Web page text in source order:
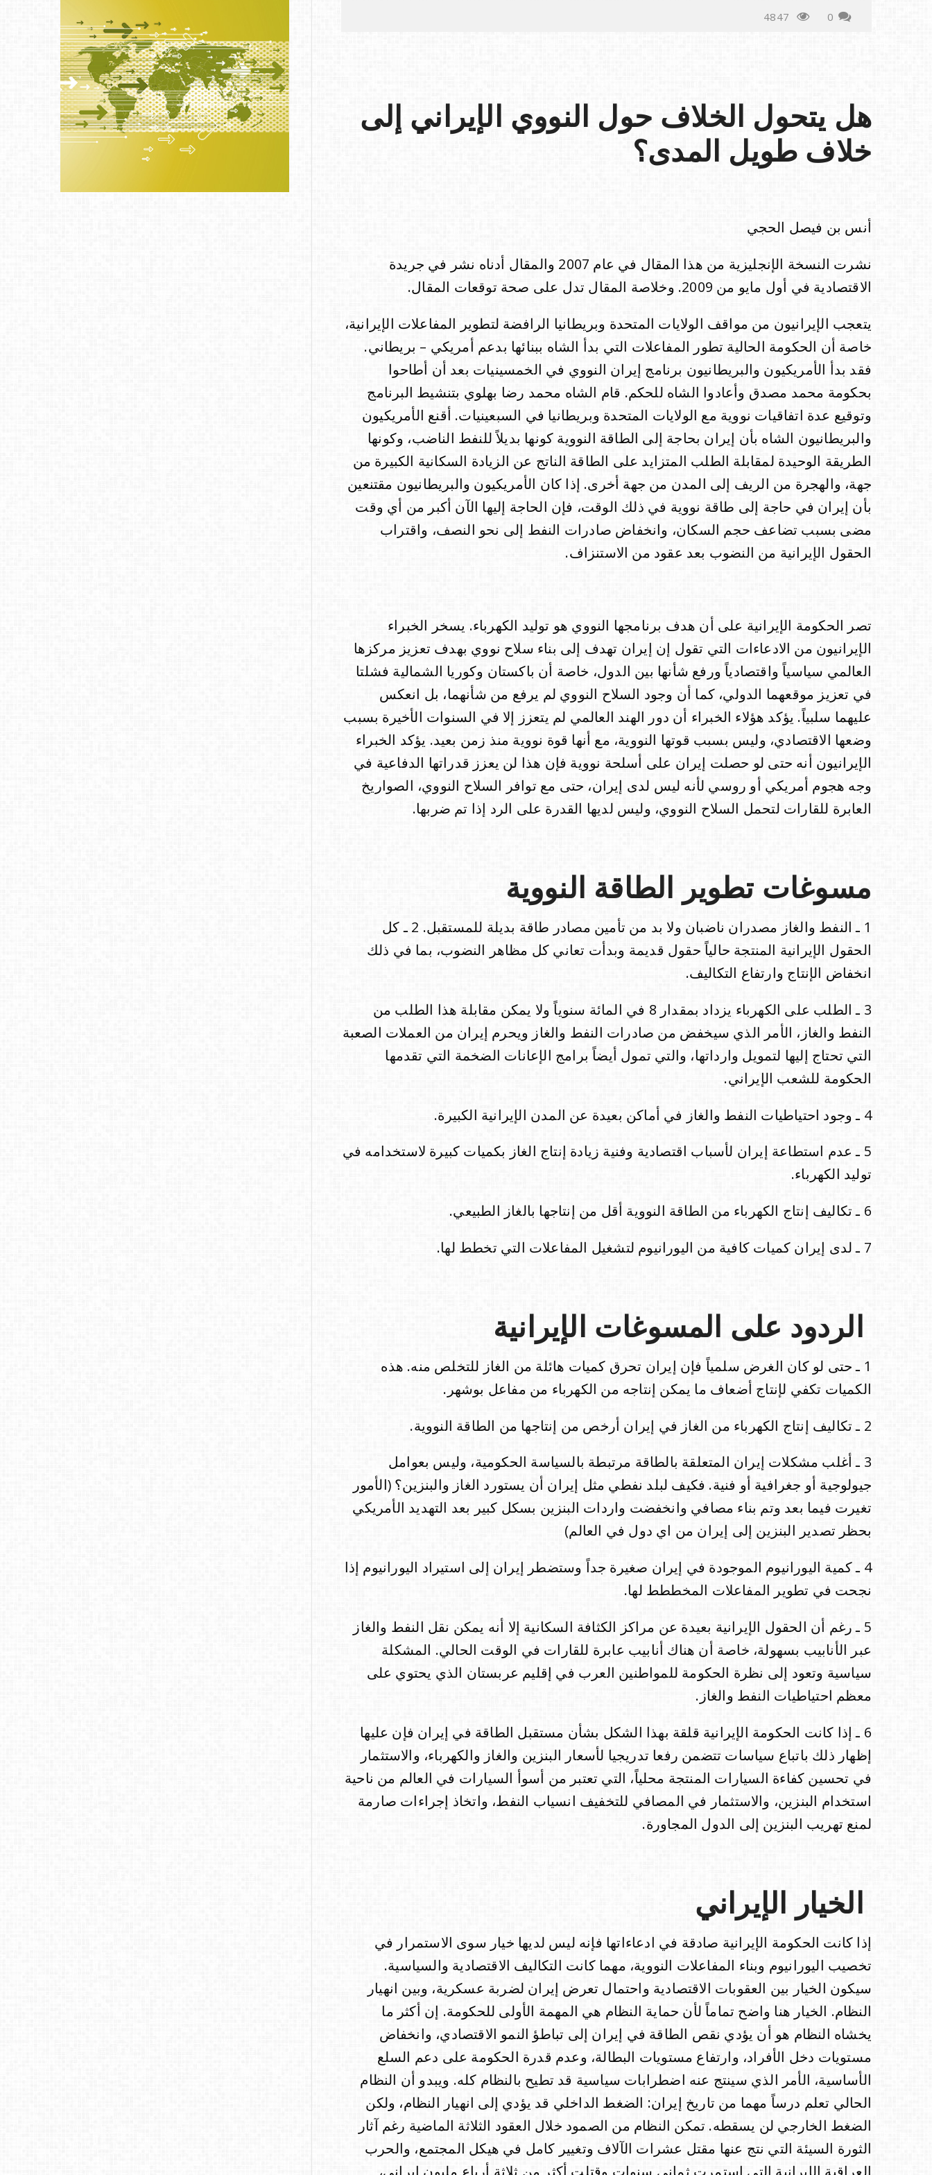
0
هل يتحول الخلاف حول النووي الإيراني إلى
خلاف طويل المدى؟
أنس بن فيصل الحجي
نشرت النسخة الإنجليزية من هذا المقال في عام 2007 والمقال أدناه نشر في جريدة
الاقتصادية في أول مايو من 2009. وخلاصة المقال تدل على صحة توقعات المقال.
يتعجب الإيرانيون من مواقف الولايات المتحدة وبريطانيا الرافضة لتطوير المفاعلات الإيرانية،
خاصة أن الحكومة الحالية تطور المفاعلات التي بدأ الشاه ببنائها بدعم أمريكي – بريطاني.
فقد بدأ الأمريكيون والبريطانيون برنامج إيران النووي في الخمسينيات بعد أن أطاحوا
بحكومة محمد مصدق وأعادوا الشاه للحكم. قام الشاه محمد رضا بهلوي بتنشيط البرنامج
وتوقيع عدة اتفاقيات نووية مع الولايات المتحدة وبريطانيا في السبعينيات. أقنع الأمريكيون
والبريطانيون الشاه بأن إيران بحاجة إلى الطاقة النووية كونها بديلاً للنفط الناضب، وكونها
الطريقة الوحيدة لمقابلة الطلب المتزايد على الطاقة الناتج عن الزيادة السكانية الكبيرة من
جهة، والهجرة من الريف إلى المدن من جهة أخرى. إذا كان الأمريكيون والبريطانيون مقتنعين
بأن إيران في حاجة إلى طاقة نووية في ذلك الوقت، فإن الحاجة إليها الآن أكبر من أي وقت
مضى بسبب تضاعف حجم السكان، وانخفاض صادرات النفط إلى نحو النصف، واقتراب
الحقول الإيرانية من النضوب بعد عقود من الاستنزاف.
تصر الحكومة الإيرانية على أن هدف برنامجها النووي هو توليد الكهرباء. يسخر الخبراء
الإيرانيون من الادعاءات التي تقول إن إيران تهدف إلى بناء سلاح نووي بهدف تعزيز مركزها
العالمي سياسياً واقتصادياً ورفع شأنها بين الدول، خاصة أن باكستان وكوريا الشمالية فشلتا
في تعزيز موقعهما الدولي، كما أن وجود السلاح النووي لم يرفع من شأنهما، بل انعكس
عليهما سلبياً. يؤكد هؤلاء الخبراء أن دور الهند العالمي لم يتعزز إلا في السنوات الأخيرة بسبب
وضعها الاقتصادي، وليس بسبب قوتها النووية، مع أنها قوة نووية منذ زمن بعيد. يؤكد الخبراء
الإيرانيون أنه حتى لو حصلت إيران على أسلحة نووية فإن هذا لن يعزز قدراتها الدفاعية في
وجه هجوم أمريكي أو روسي لأنه ليس لدى إيران، حتى مع توافر السلاح النووي، الصواريخ
العابرة للقارات لتحمل السلاح النووي، وليس لديها القدرة على الرد إذا تم ضربها.
مسوغات تطوير الطاقة النووية
1 ـ النفط والغاز مصدران ناضبان ولا بد من تأمين مصادر طاقة بديلة للمستقبل. 2 ـ كل
الحقول الإيرانية المنتجة حالياً حقول قديمة وبدأت تعاني كل مظاهر النضوب، بما في ذلك
انخفاض الإنتاج وارتفاع التكاليف.
3 ـ الطلب على الكهرباء يزداد بمقدار 8 في المائة سنوياً ولا يمكن مقابلة هذا الطلب من
النفط والغاز، الأمر الذي سيخفض من صادرات النفط والغاز ويحرم إيران من العملات الصعبة
التي تحتاج إليها لتمويل وارداتها، والتي تمول أيضاً برامج الإعانات الضخمة التي تقدمها
الحكومة للشعب الإيراني.
4 ـ وجود احتياطيات النفط والغاز في أماكن بعيدة عن المدن الإيرانية الكبيرة.
5 ـ عدم استطاعة إيران لأسباب اقتصادية وفنية زيادة إنتاج الغاز بكميات كبيرة لاستخدامه في
توليد الكهرباء.
6 ـ تكاليف إنتاج الكهرباء من الطاقة النووية أقل من إنتاجها بالغاز الطبيعي.
7 ـ لدى إيران كميات كافية من اليورانيوم لتشغيل المفاعلات التي تخطط لها.
الردود على المسوغات الإيرانية
1 ـ حتى لو كان الغرض سلمياً فإن إيران تحرق كميات هائلة من الغاز للتخلص منه. هذه
الكميات تكفي لإنتاج أضعاف ما يمكن إنتاجه من الكهرباء من مفاعل بوشهر.
2 ـ تكاليف إنتاج الكهرباء من الغاز في إيران أرخص من إنتاجها من الطاقة النووية.
3 ـ أغلب مشكلات إيران المتعلقة بالطاقة مرتبطة بالسياسة الحكومية، وليس بعوامل
جيولوجية أو جغرافية أو فنية. فكيف لبلد نفطي مثل إيران أن يستورد الغاز والبنزين؟ (الأمور
تغيرت فيما بعد وتم بناء مصافي وانخفضت واردات البنزين بسكل كبير بعد التهديد الأمريكي
بحظر تصدير البنزين إلى إيران من اي دول في العالم)
4 ـ كمية اليورانيوم الموجودة في إيران صغيرة جداً وستضطر إيران إلى استيراد اليورانيوم إذا
نجحت في تطوير المفاعلات المخططط لها.
5 ـ رغم أن الحقول الإيرانية بعيدة عن مراكز الكثافة السكانية إلا أنه يمكن نقل النفط والغاز
عبر الأنابيب بسهولة، خاصة أن هناك أنابيب عابرة للقارات في الوقت الحالي. المشكلة
سياسية وتعود إلى نظرة الحكومة للمواطنين العرب في إقليم عربستان الذي يحتوي على
معظم احتياطيات النفط والغاز.
6 ـ إذا كانت الحكومة الإيرانية قلقة بهذا الشكل بشأن مستقبل الطاقة في إيران فإن عليها
إظهار ذلك باتباع سياسات تتضمن رفعا تدريجيا لأسعار البنزين والغاز والكهرباء، والاستثمار
في تحسين كفاءة السيارات المنتجة محلياً، التي تعتبر من أسوأ السيارات في العالم من ناحية
استخدام البنزين، والاستثمار في المصافي للتخفيف انسياب النفط، واتخاذ إجراءات صارمة
لمنع تهريب البنزين إلى الدول المجاورة.
الخيار الإيراني
إذا كانت الحكومة الإيرانية صادقة في ادعاءاتها فإنه ليس لديها خيار سوى الاستمرار في
تخصيب اليورانيوم وبناء المفاعلات النووية، مهما كانت التكاليف الاقتصادية والسياسية.
سيكون الخيار بين العقوبات الاقتصادية واحتمال تعرض إيران لضربة عسكرية، وبين انهيار
النظام. الخيار هنا واضح تماماً لأن حماية النظام هي المهمة الأولى للحكومة. إن أكثر ما
يخشاه النظام هو أن يؤدي نقص الطاقة في إيران إلى تباطؤ النمو الاقتصادي، وانخفاض
مستويات دخل الأفراد، وارتفاع مستويات البطالة، وعدم قدرة الحكومة على دعم السلع
الأساسية، الأمر الذي سينتج عنه اضطرابات سياسية قد تطيح بالنظام كله. ويبدو أن النظام
الحالي تعلم درساً مهما من تاريخ إيران: الضغط الداخلي قد يؤدي إلى انهيار النظام، ولكن
الضغط الخارجي لن يسقطه. تمكن النظام من الصمود خلال العقود الثلاثة الماضية رغم آثار
الثورة السيئة التي نتج عنها مقتل عشرات الآلاف وتغيير كامل في هيكل المجتمع، والحرب
العراقية الإيرانية التي استمرت ثماني سنوات وقتلت أكثر من ثلاثة أرباع مليون إيراني،